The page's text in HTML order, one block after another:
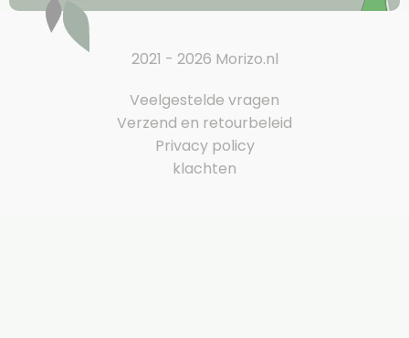
2021 - 2026 Morizo.nl
Veelgestelde vragen
Verzend en retourbeleid
Privacy policy
klachten